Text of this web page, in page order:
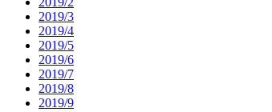
2019/3
2019/4
2019/5
2019/6
2019/7
2019/8
2019/9